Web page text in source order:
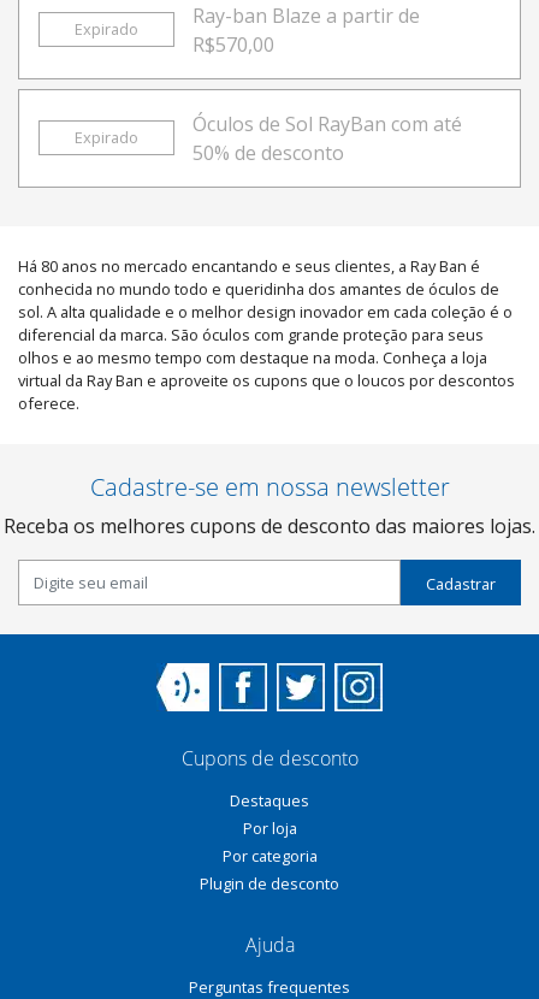
Expirado
Ray-ban Blaze a partir de
R$570,00
Expirado
Óculos de Sol RayBan com até
50% de desconto
Há 80 anos no mercado encantando e seus clientes, a Ray Ban é
conhecida no mundo todo e queridinha dos amantes de óculos de
sol. A alta qualidade e o melhor design inovador em cada coleção é o
diferencial da marca. São óculos com grande proteção para seus
olhos e ao mesmo tempo com destaque na moda. Conheça a loja
virtual da Ray Ban e aproveite os cupons que o loucos por descontos
oferece.
Cadastre-se em nossa newsletter
Receba os melhores cupons de desconto das maiores lojas.
Cadastrar
Cupons de desconto
Destaques
Por loja
Por categoria
Plugin de desconto
Ajuda
Perguntas frequentes